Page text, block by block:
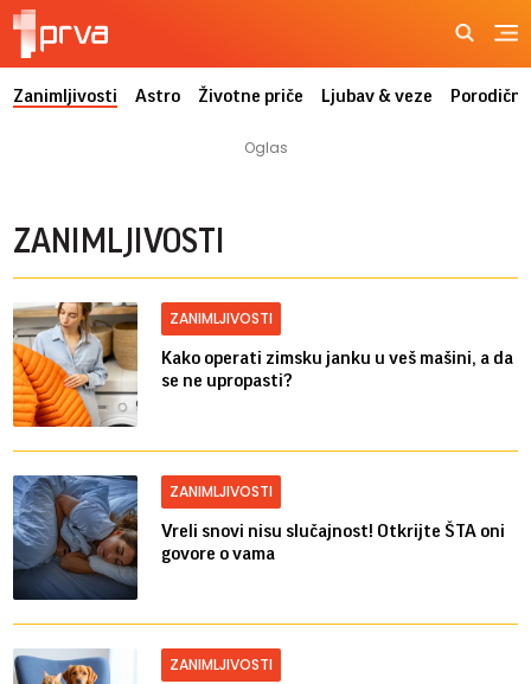
Zanimljivosti Astro Životne priče Ljubav & veze
ZANIMLJIVOSTI
ZANIMLJIVOSTI
Kako operati zimsku janku u veš mašini, a da
se ne upropasti?
ZANIMLJIVOSTI
Vreli snovi nisu slučajnost! Otkrijte ŠTA oni
govore o vama
ZANIMLJIVOSTI